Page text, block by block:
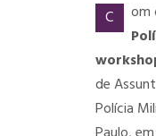
C om
de
Polícia